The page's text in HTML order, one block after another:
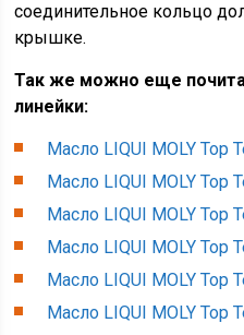
соединительное кольцо
крышке.
Так же можно еще
линейки:
Масло LIQUI MOLY Top
Масло LIQUI MOLY Top
Масло LIQUI MOLY Top
Масло LIQUI MOLY Top
Масло LIQUI MOLY Top
Масло LIQUI MOLY Top